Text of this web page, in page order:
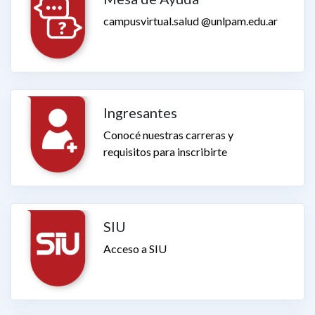
campusvirtual.salud @unlpam.edu.ar
Ingresantes
Conocé nuestras carreras y
requisitos para inscribirte
SIU
Acceso a SIU